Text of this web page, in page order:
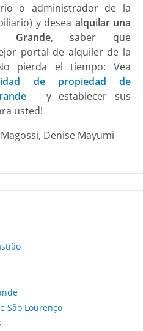
o administrador de la
y desea alquilar una
Grande, saber que
portal de alquiler de la
pierda el tiempo: Vea
de propiedad de
y establecer sus
usted!
Denise Mayumi
São Lourenço